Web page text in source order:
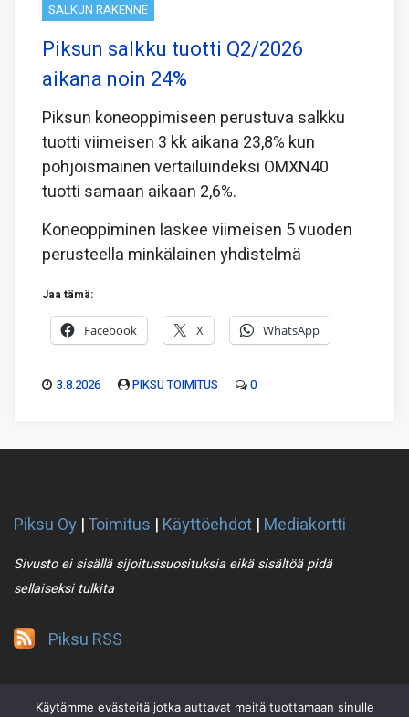
SALKUN RAKENNE
Piksun salkku tuotti Q2/2026
aikana noin 24%
Piksun koneoppimiseen perustuva salkku
tuotti viimeisen 3 kk aikana 23,8% kun
pohjoismainen vertailuindeksi OMXN40
tuotti samaan aikaan 2,6%.
Koneoppiminen laskee viimeisen 5 vuoden
perusteella minkälainen yhdistelmä
Jaa tämä:
Facebook X WhatsApp
3.8.2026 PIKSU TOIMITUS 0
Piksu Oy |Toimitus | Käyttöehdot | Mediakortti
Sivusto ei sisällä sijoitussuosituksia eikä sisältöä pidä
sellaiseksi tulkita
Piksu RSS
Käytämme evästeitä jotka auttavat meitä tuottamaan sinulle